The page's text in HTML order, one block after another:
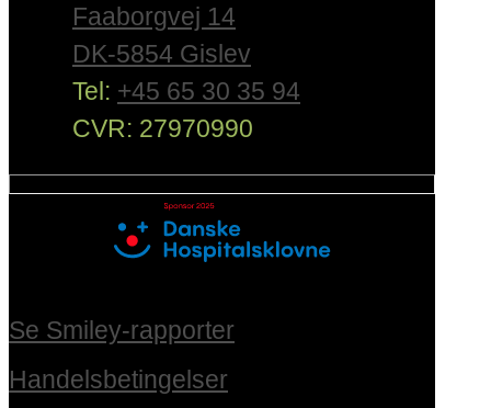
Faaborgvej 14
DK-5854 Gislev
Tel: +45 65 30 35 94
CVR: 27970990
Se Smiley-rapporter
Handelsbetingelser